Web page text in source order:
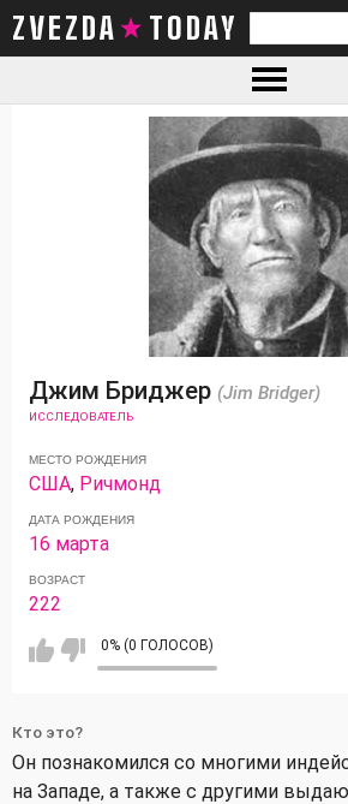
ZVEZDA TODAY
Джим Бриджер (Jim Bridger)
ИССЛЕДОВАТЕЛЬ
МЕСТО РОЖДЕНИЯ
США, Ричмонд
ДАТА РОЖДЕНИЯ
16 марта
ВОЗРАСТ
222
0% (0 ГОЛОСОВ)
Кто это?
Он познакомился со многими
на Западе, а также с другими